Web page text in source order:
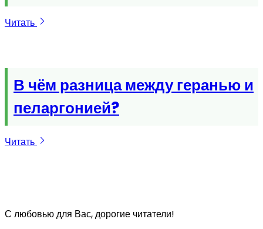
Читать
В чём разница между геранью и
пеларгонией?
Читать
С любовью для Вас, дорогие читатели!